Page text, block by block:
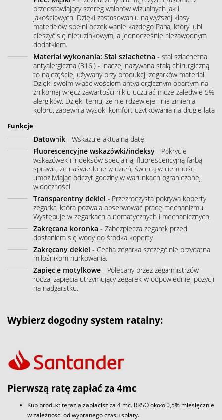
przedstawiający szereg walorów wizualnych jak i
jakościowych. Dzięki zastosowaniu najwyższej klasy
materiałów spełni oczekiwanie każdego Pana, który lubi
cieszyć się nietuzinkowym, a jednocześnie niezawodnym
dodatkiem.
Materiał wykonania: Stal szlachetna - stal szlachetna
antyalergiczna (316l) - inaczej nazywana stalą chirurgiczną
to najczęściej używany przy produkcji zegarków materiał.
Dzięki swoim właściwościom antyalergicznym opartym na
znikomej wręcz zawartości niklu uczulać może zaledwie 5%
alergików. Dzięki temu, że nie rdzewieje i nie zmienia
koloru, zapewnia wysoki komfort użytkowania na długie lata
Funkcje
Datownik - Wskazuje aktualną datę
Fluorescencyjne wskazówki/indeksy - Pokrycie
wskazówek i indeksów specjalną, fluorescencyjną farbą
sprawia, że naświetlone w dzień, świecą w ciemności
umożliwiając odczyt godziny w warunkach ograniczonej
widoczności.
Transparentny dekiel - Przezroczysta pokrywa koperty
zegarka, która pozwala obserwować pracę mechanizmu.
Występuje w zegarkach automatycznych i mechanicznych.
Zakręcana koronka - Zabezpiecza zegarek przed
dostaniem się wody do środka koperty
Zakręcany dekiel - Cecha zegarka szczególnie przydatna
miłośnikom nurkowania.
Zapięcie motylkowe - Polecany przez zegarmistrzów
rodzaj zapięcia utrzymujący zegarek w odpowiedniej pozycji
na nadgarstku.
Wybierz dogodny system ratalny:
Pierwszą ratę zapłać za 4mc
Kup produkt teraz a zapłacisz za 4 mc. RRSO około 0,5% miesięcznie
w zależności od wybranego czasu spłaty.